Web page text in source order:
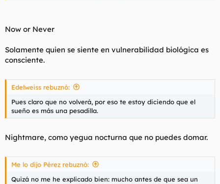
Now or Never
Solamente quien se siente en vulnerabilidad biológica es
consciente.
Edelweiss rebuznó:
Pues claro que no volverá, por eso te estoy diciendo que el
sueño es más una pesadilla.
Nightmare, como yegua nocturna que no puedes domar.
Me lo dijo Pérez rebuznó:
Quizá no me he explicado bien: mucho antes de que sea un